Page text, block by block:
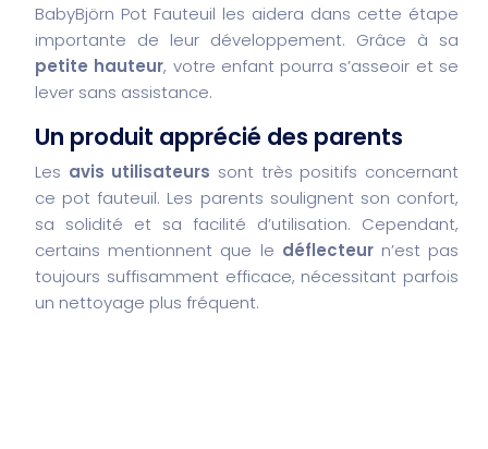
BabyBjörn Pot Fauteuil les aidera dans cette étape
importante de leur développement. Grâce à sa
petite hauteur, votre enfant pourra s’asseoir et se
lever sans assistance.
Un produit apprécié des parents
Les avis utilisateurs sont très positifs concernant
ce pot fauteuil. Les parents soulignent son confort,
sa solidité et sa facilité d’utilisation. Cependant,
certains mentionnent que le déflecteurn’est pas
toujours suffisamment efficace, nécessitant parfois
un nettoyage plus fréquent.